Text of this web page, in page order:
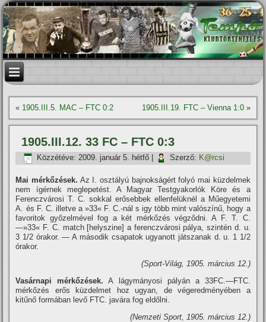
« 1905.III.5. MAC – FTC 0:2 1905.III.19. FTC – Vienna 1:0»
1905.III.12. 33 FC – FTC 0:3
Közzétéve: 2009. január 5. hétfő Szerző: K@rcsi
Mai mérkőzések. Az I. osztályú bajnokságért folyó mai küzdelmek
nem í­gérnek meglepetést. A Magyar Testgyakorlók Köre és a
Ferenczvárosi T. C. sokkal erősebbek ellenfelüknél a Műegyetemi
A. és F. C. illetve a »33« F. C.-nál s igy több mint valószí­nű, hogy a
favoritok győzelmével fog a két mérkőzés végződni. A F. T. C.
—»33« F. C. match [helyszine] a ferenczvárosi pálya, szintén d. u.
3 1/2 órakor. — A második csapatok ugyanott játszanak d. u. 1 1/2
órakor.
(Sport-Világ, 1905. március 12.)
Vasárnapi mérkőzések. A lágymányosi pályán a 33FC.—FTC.
mérkőzés erős küzdelmet hoz ugyan, de végeredményében a
kitűnő formában levő FTC. javára fog eldőlni.
(Nemzeti Sport, 1905. március 12.)